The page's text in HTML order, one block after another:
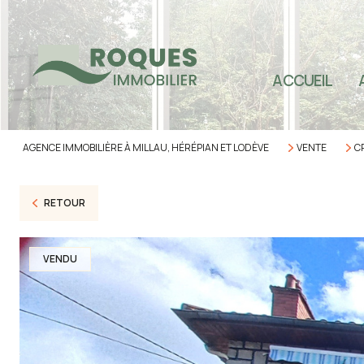
ACCUEIL
AGENCE IMMOBILIÈRE À MILLAU, HÉRÉPIAN ET LODÈVE VENTE
RETOUR
VENDU